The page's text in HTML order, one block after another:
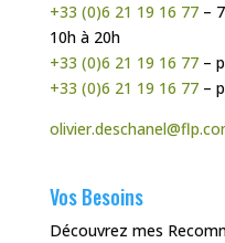
+33 (0)6 21 19 16 77– 7
10h à 20h
+33 (0)6 21 19 16 77–
+33 (0)6 21 19 16 77–
Vos Besoins
Découvrez mes